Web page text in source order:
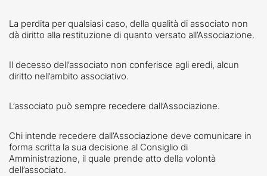
La perdita per qualsiasi caso, della qualità di associato non
dà diritto alla restituzione di quanto versato all’Associazione.
Il decesso dell’associato non conferisce agli eredi, alcun
diritto nell’ambito associativo.
L’associato può sempre recedere dall’Associazione.
Chi intende recedere dall’Associazione deve comunicare in
forma scritta la sua decisione al Consiglio di
Amministrazione, il quale prende atto della volontà
dell’associato.